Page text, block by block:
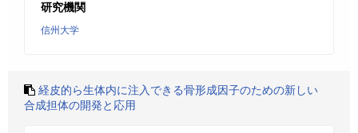
研究機関
信州大学
経皮的ら生体内に注入できる骨形成因子のための新しい
合成担体の開発と応用